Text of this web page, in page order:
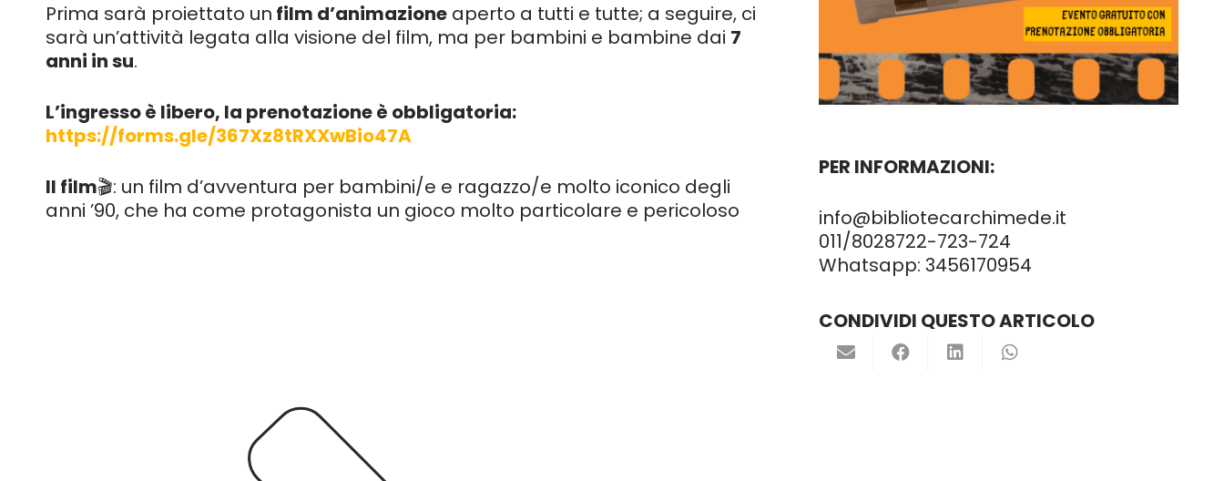
Prima sarà proiettato un film d’animazione aperto a tutti e tutte; a seguire, ci
sarà un’attività legata alla visione del film, ma per bambini e bambine dai 7
anni in su.
L’ingresso è libero, la prenotazione è obbligatoria:
https://forms.gle/367Xz8tRXXwBio47A
Il film🎬: un film d’avventura per bambini/e e ragazzo/e molto iconico degli
anni ’90, che ha come protagonista un gioco molto particolare e pericoloso
PER INFORMAZIONI:
info@bibliotecarchimede.it
011/8028722-723-724
Whatsapp:3456170954
CONDIVIDI QUESTO ARTICOLO